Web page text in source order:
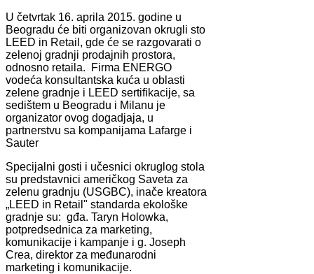
U četvrtak 16. aprila 2015. godine u
Beogradu će biti organizovan okrugli sto
LEED in Retail, gde će se razgovarati o
zelenoj gradnji prodajnih prostora,
odnosno retaila. Firma ENERGO
vodeća konsultantska kuća u oblasti
zelene gradnje i LEED sertifikacije, sa
sedištem u Beogradu i Milanu je
organizator ovog dogadjaja, u
partnerstvu sa kompanijama Lafarge i
Sauter
Specijalni gosti i učesnici okruglog stola
su predstavnici američkog Saveta za
zelenu gradnju (USGBC), inače kreatora
„LEED in Retail" standarda ekološke
gradnje su: gđa. Taryn Holowka,
potpredsednica za marketing,
komunikacije i kampanje i g. Joseph
Crea, direktor za međunarodni
marketing i komunikacije.